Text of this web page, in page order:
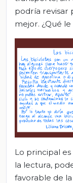
podría revisar
mejor. ¿Qué
Lo principal
la lectura,
favorable de